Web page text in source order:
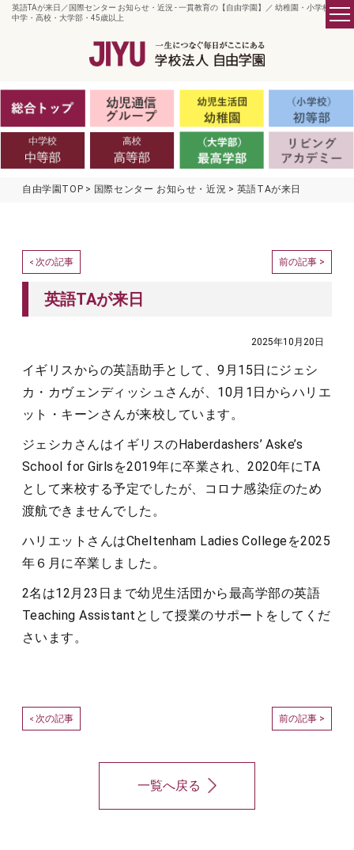
英語TAが来日／国際センター お知らせ・近況 - 一貫教育の【自由学園】／ 幼稚園・小学校・
中学・高校・大学部・45歳以上
自由学園TOP 国際センター お知らせ・近況 英語TAが来日
< 次の記事 前の記事 >
英語TAが来日
2025年10月20日
イギリスからの英語助手として、9月15日にジェシ
カ・カヴェンディッシュさんが、10月1日からハリエ
ット・キーンさんが来校しています。
ジェシカさんはイギリスのHaberdashers’ Aske’s
School for Girlsを2019年に卒業され、2020年にTA
として来校する予定でしたが、コロナ感染症のため
渡航できませんでした。
ハリエットさんはCheltenham Ladies Collegeを2025
年６月に卒業しました。
2名は12月23日まで幼児生活団から最高学部の英語
Teaching Assistantとして授業のサポートをしてくだ
さいます。
< 次の記事 前の記事 >
一覧へ戻る